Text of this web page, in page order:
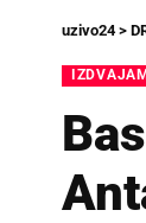
uzivo24>